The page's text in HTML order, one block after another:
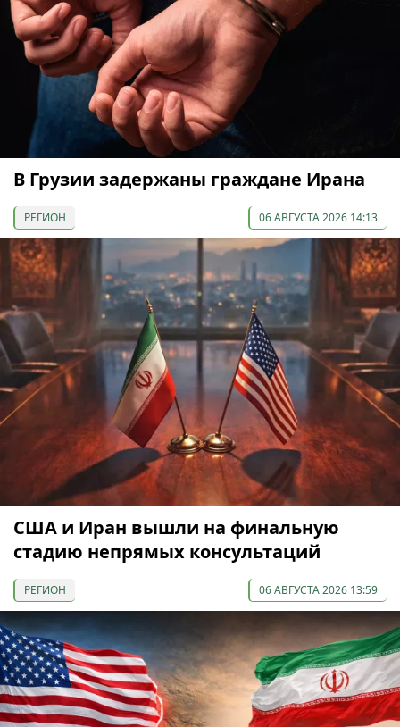
В Грузии задержаны граждане Ирана
РЕГИОН 06 АВГУСТА 2026 14:13
США и Иран вышли на финальную
стадию непрямых консультаций
РЕГИОН 06 АВГУСТА 2026 13:59